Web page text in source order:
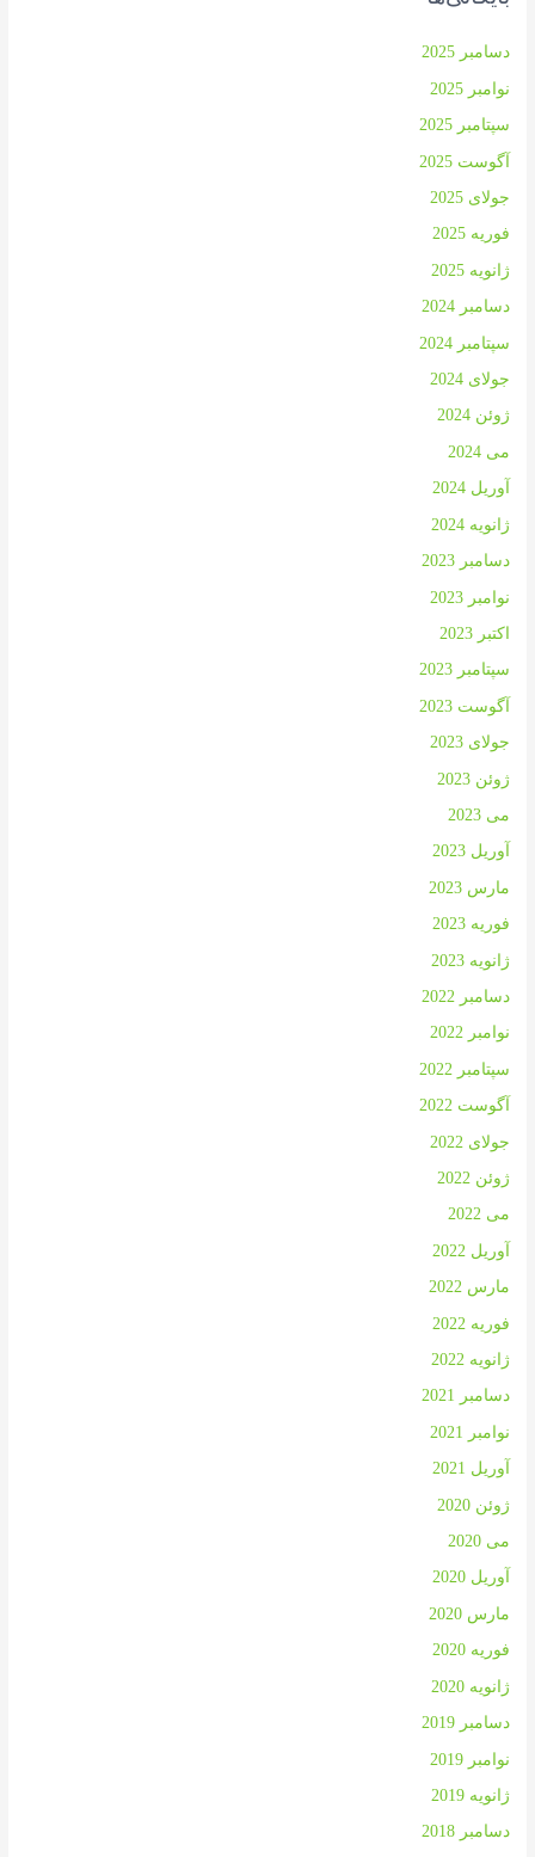
دسامبر 2025
نوامبر 2025
سپتامبر 2025
آگوست 2025
جولای 2025
فوریه 2025
ژانویه 2025
دسامبر 2024
سپتامبر 2024
جولای 2024
ژوئن 2024
می 2024
آوریل 2024
ژانویه 2024
دسامبر 2023
نوامبر 2023
اکتبر 2023
سپتامبر 2023
آگوست 2023
جولای 2023
ژوئن 2023
می 2023
آوریل 2023
مارس 2023
فوریه 2023
ژانویه 2023
دسامبر 2022
نوامبر 2022
سپتامبر 2022
آگوست 2022
جولای 2022
ژوئن 2022
می 2022
آوریل 2022
مارس 2022
فوریه 2022
ژانویه 2022
دسامبر 2021
نوامبر 2021
آوریل 2021
ژوئن 2020
می 2020
آوریل 2020
مارس 2020
فوریه 2020
ژانویه 2020
دسامبر 2019
نوامبر 2019
ژانویه 2019
دسامبر 2018